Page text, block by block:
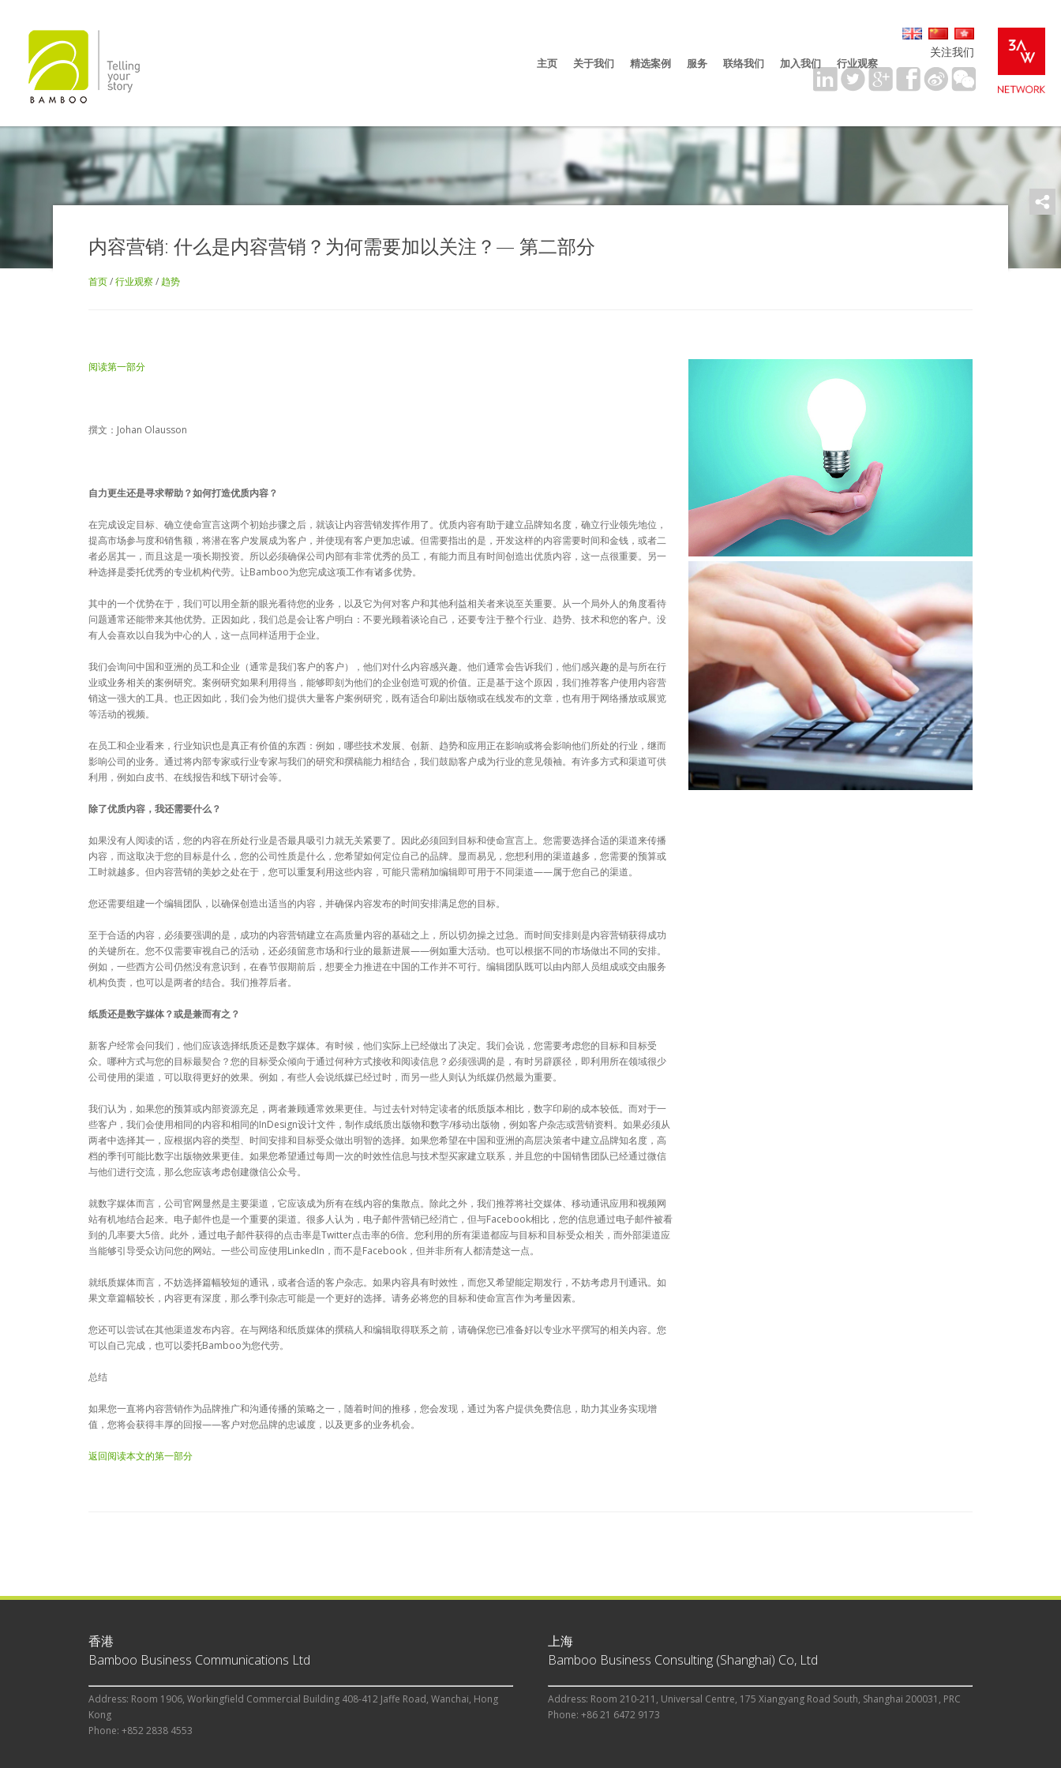
主页 关于我们 精选案例 服务 联络我们 加入我们 行业观察
关注我们
内容营销: 什么是内容营销？为何需要加以关注？— 第二部分
首页/行业观察 / 趋势
阅读第一部分
撰文：Johan Olausson
自力更生还是寻求帮助？如何打造优质内容？
在完成设定目标、确立使命宣言这两个初始步骤之后，就该让内容营销发挥作用了。优质内容有助于建立品牌知名度，确立行业领先地位，
提高市场参与度和销售额，将潜在客户发展成为客户，并使现有客户更加忠诚。但需要指出的是，开发这样的内容需要时间和金钱，或者二
者必居其一，而且这是一项长期投资。所以必须确保公司内部有非常优秀的员工，有能力而且有时间创造出优质内容，这一点很重要。另一
种选择是委托优秀的专业机构代劳。让Bamboo为您完成这项工作有诸多优势。
其中的一个优势在于，我们可以用全新的眼光看待您的业务，以及它为何对客户和其他利益相关者来说至关重要。从一个局外人的角度看待
问题通常还能带来其他优势。正因如此，我们总是会让客户明白：不要光顾着谈论自己，还要专注于整个行业、趋势、技术和您的客户。没
有人会喜欢以自我为中心的人，这一点同样适用于企业。
我们会询问中国和亚洲的员工和企业（通常是我们客户的客户），他们对什么内容感兴趣。他们通常会告诉我们，他们感兴趣的是与所在行
业或业务相关的案例研究。案例研究如果利用得当，能够即刻为他们的企业创造可观的价值。正是基于这个原因，我们推荐客户使用内容营
销这一强大的工具。也正因如此，我们会为他们提供大量客户案例研究，既有适合印刷出版物或在线发布的文章，也有用于网络播放或展览
等活动的视频。
在员工和企业看来，行业知识也是真正有价值的东西：例如，哪些技术发展、创新、趋势和应用正在影响或将会影响他们所处的行业，继而
影响公司的业务。通过将内部专家或行业专家与我们的研究和撰稿能力相结合，我们鼓励客户成为行业的意见领袖。有许多方式和渠道可供
利用，例如白皮书、在线报告和线下研讨会等。
除了优质内容，我还需要什么？
如果没有人阅读的话，您的内容在所处行业是否最具吸引力就无关紧要了。因此必须回到目标和使命宣言上。您需要选择合适的渠道来传播
内容，而这取决于您的目标是什么，您的公司性质是什么，您希望如何定位自己的品牌。显而易见，您想利用的渠道越多，您需要的预算或
工时就越多。但内容营销的美妙之处在于，您可以重复利用这些内容，可能只需稍加编辑即可用于不同渠道——属于您自己的渠道。
您还需要组建一个编辑团队，以确保创造出适当的内容，并确保内容发布的时间安排满足您的目标。
至于合适的内容，必须要强调的是，成功的内容营销建立在高质量内容的基础之上，所以切勿操之过急。而时间安排则是内容营销获得成功
的关键所在。您不仅需要审视自己的活动，还必须留意市场和行业的最新进展——例如重大活动。也可以根据不同的市场做出不同的安排。
例如，一些西方公司仍然没有意识到，在春节假期前后，想要全力推进在中国的工作并不可行。编辑团队既可以由内部人员组成或交由服务
机构负责，也可以是两者的结合。我们推荐后者。
纸质还是数字媒体？或是兼而有之？
新客户经常会问我们，他们应该选择纸质还是数字媒体。有时候，他们实际上已经做出了决定。我们会说，您需要考虑您的目标和目标受
众。哪种方式与您的目标最契合？您的目标受众倾向于通过何种方式接收和阅读信息？必须强调的是，有时另辟蹊径，即利用所在领域很少
公司使用的渠道，可以取得更好的效果。例如，有些人会说纸媒已经过时，而另一些人则认为纸媒仍然最为重要。
我们认为，如果您的预算或内部资源充足，两者兼顾通常效果更佳。与过去针对特定读者的纸质版本相比，数字印刷的成本较低。而对于一
些客户，我们会使用相同的内容和相同的InDesign设计文件，制作成纸质出版物和数字/移动出版物，例如客户杂志或营销资料。如果必须从
两者中选择其一，应根据内容的类型、时间安排和目标受众做出明智的选择。如果您希望在中国和亚洲的高层决策者中建立品牌知名度，高
档的季刊可能比数字出版物效果更佳。如果您希望通过每周一次的时效性信息与技术型买家建立联系，并且您的中国销售团队已经通过微信
与他们进行交流，那么您应该考虑创建微信公众号。
就数字媒体而言，公司官网显然是主要渠道，它应该成为所有在线内容的集散点。除此之外，我们推荐将社交媒体、移动通讯应用和视频网
站有机地结合起来。电子邮件也是一个重要的渠道。很多人认为，电子邮件营销已经消亡，但与Facebook相比，您的信息通过电子邮件被看
到的几率要大5倍。此外，通过电子邮件获得的点击率是Twitter点击率的6倍。您利用的所有渠道都应与目标和目标受众相关，而外部渠道应
当能够引导受众访问您的网站。一些公司应使用LinkedIn，而不是Facebook，但并非所有人都清楚这一点。
就纸质媒体而言，不妨选择篇幅较短的通讯，或者合适的客户杂志。如果内容具有时效性，而您又希望能定期发行，不妨考虑月刊通讯。如
果文章篇幅较长，内容更有深度，那么季刊杂志可能是一个更好的选择。请务必将您的目标和使命宣言作为考量因素。
您还可以尝试在其他渠道发布内容。在与网络和纸质媒体的撰稿人和编辑取得联系之前，请确保您已准备好以专业水平撰写的相关内容。您
可以自己完成，也可以委托Bamboo为您代劳。
总结
如果您一直将内容营销作为品牌推广和沟通传播的策略之一，随着时间的推移，您会发现，通过为客户提供免费信息，助力其业务实现增
值，您将会获得丰厚的回报——客户对您品牌的忠诚度，以及更多的业务机会。
返回阅读本文的第一部分
香港
Bamboo Business Communications Ltd
Address: Room 1906, Workingfield Commercial Building 408-412 Jaffe Road, Wanchai, Hong
Kong
Phone: +852 2838 4553
上海
Bamboo Business Consulting (Shanghai) Co, Ltd
Address: Room 210-211, Universal Centre, 175 Xiangyang Road South, Shanghai 200031, PRC
Phone: +86 21 6472 9173